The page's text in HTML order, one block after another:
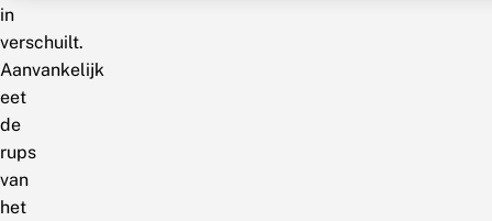
in
verschuilt.
Aanvankelijk
eet
de
rups
van
het